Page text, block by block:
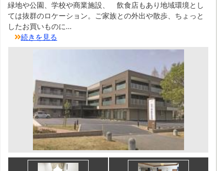
緑地や公園、学校や商業施設、 飲食店もあり地域環境とし
ては抜群のロケーション。ご家族との外出や散歩、ちょっと
したお買いものに...
続きを見る